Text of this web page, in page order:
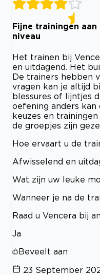
Fijne trainingen aan
niveau
Het trainen bij
en uitdagend. Het
De trainers hebben
vragen kan je altijd
blessures of lijntjes
oefening anders kan
keuzes en
de groepjes zijn
Hoe ervaart u de
Afwisselend en
Wat zijn uw leuke
Wanneer je na de
Raad u Vencera bij
Ja
Beveelt aan
23 September